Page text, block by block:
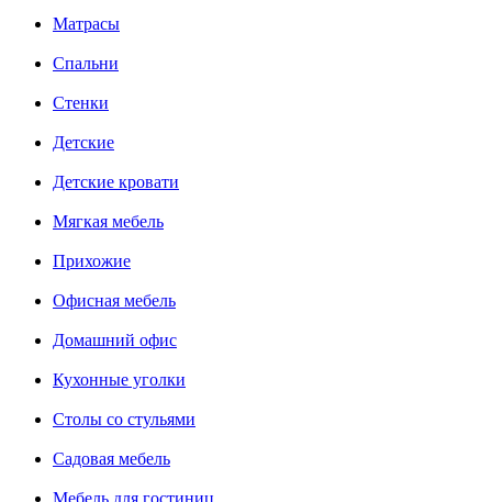
Матрасы
Cпальни
Стенки
Детские
Детские кровати
Мягкая мебель
Прихожие
Офисная мебель
Домашний офис
Кухонные уголки
Столы со стульями
Садовая мебель
Мебель для гостиниц